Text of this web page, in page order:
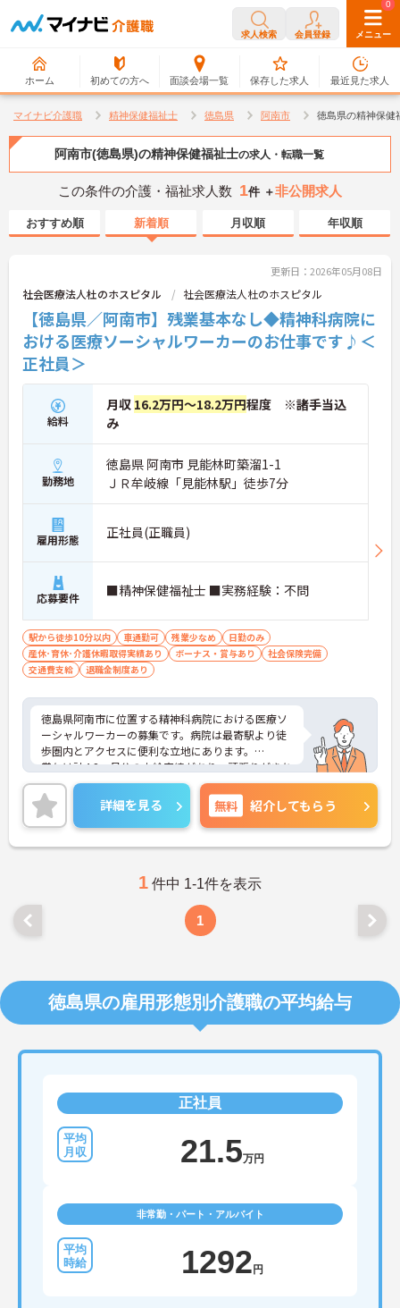
求人検索 会員登録 メニュー
ホーム 初めての方へ 面談会場一覧
0
保存した求人
0
最近見た求人
マイナビ介護職 精神保健福祉士 徳島県 阿南市 徳島県の精神保健
阿南市(徳島県)の精神保健福祉士の求人・転職一覧
この条件の介護・福祉求人数 1件 ＋非公開求人
おすすめ順 新着順 月収順 年収順
更新日：2026年05月08日
社会医療法人杜のホスピタル 社会医療法人杜のホスピタル
【徳島県／阿南市】残業基本なし◆精神科病院に
おける医療ソーシャルワーカーのお仕事です♪＜
正社員＞
給料
月収 16.2万円～18.2万円程度 ※諸手当込
み
勤務地
徳島県 阿南市 見能林町築溜1-1
ＪＲ牟岐線「見能林駅」徒歩7分
雇用形態 正社員(正職員)
応募要件 ■精神保健福祉士 ■実務経験：不問
駅から徒歩10分以内 車通勤可 残業少なめ
日勤のみ
産休･育休･介護休暇取得実績あり
ボーナス・賞与あり
社会保険完備
交通費支給
退職金制度あり
徳島県阿南市に位置する精神科病院における医療ソ
ーシャルワーカーの募集です。病院は最寄駅より徒
歩圏内とアクセスに便利な立地にあります。
賞与は計4.2ヶ月分の支給実績があり、頑張りがきち
んと評価される職場です。また、残業は基本ありま
せん。ワークライフバランスを保ちながらご勤務い
ただけます。
ご興味のある方には、面接対策ポイントなど、さら
に詳細をお話しいたしますのでお気軽にご相談くだ
詳細を見る 無料 紹介してもらう
1 件中 1-1件を表示
1
徳島県の雇用形態別介護職の平均給与
正社員
21.5万円
非常勤・パート・アルバイト
1292 円